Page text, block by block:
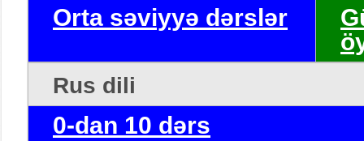
Orta səviyyə dərslər
Rus dili
0-dan 10 dərs